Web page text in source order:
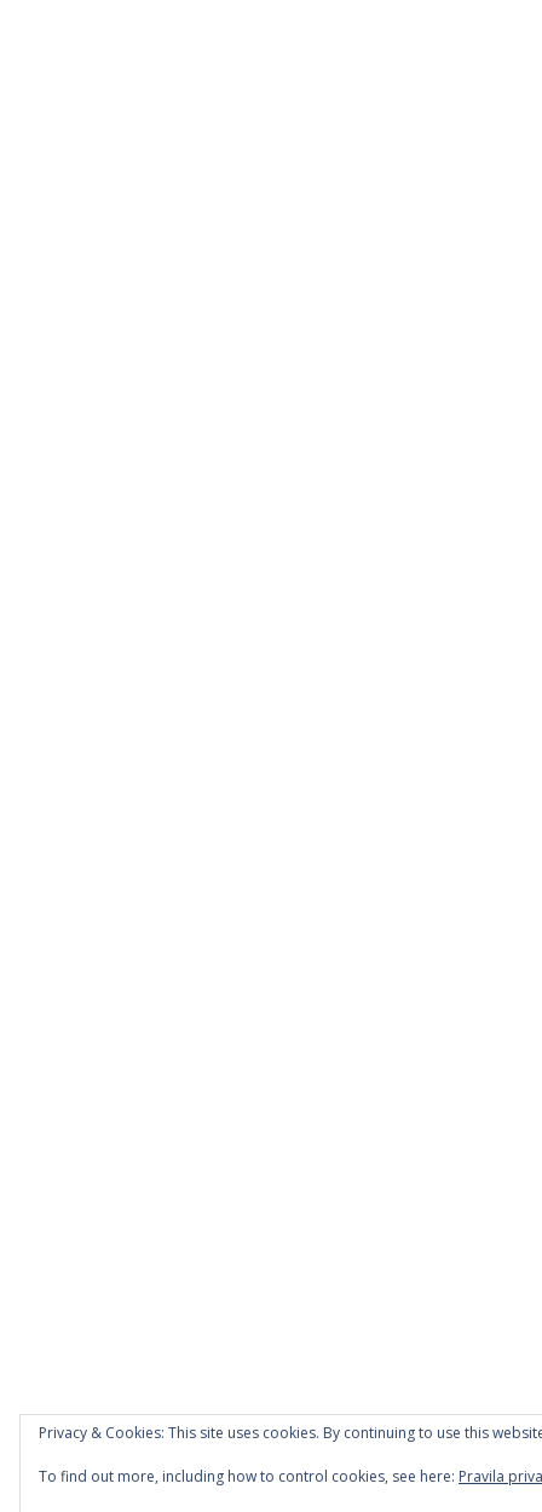
Privacy & Cookies: This site uses cookies. By continuing to use this
To find out more, including how to control cookies, see here: Pravila